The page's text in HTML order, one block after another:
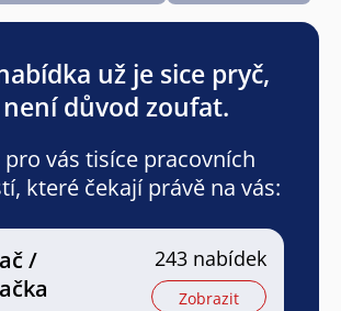
už je sice pryč,
důvod zoufat.
pro vás tisíce pracovních
které čekají právě na vás:
/
243 nabídek
Zobrazit